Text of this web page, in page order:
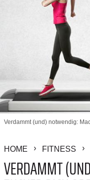
Verdammt (und) notwendig:
HOME FITNESS
VERDAMMT